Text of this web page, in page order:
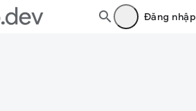
Đăng nhập